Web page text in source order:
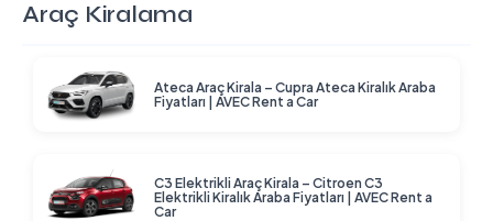
Araç Kiralama
Ateca Araç Kirala – Cupra Ateca Kiralık Araba
Fiyatları | AVEC Rent a Car
C3 Elektrikli Araç Kirala – Citroen C3
Elektrikli Kiralık Araba Fiyatları | AVEC Rent a
Car